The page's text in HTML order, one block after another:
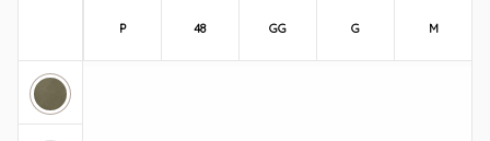
P 48 GG G M